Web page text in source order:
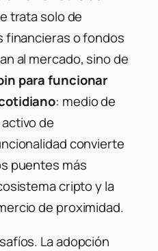
trata solo de
o fondos
al mercado, sino de
para funcionar
: medio de
de
convierte
puentes más
cripto y la
de proximidad.
La adopción